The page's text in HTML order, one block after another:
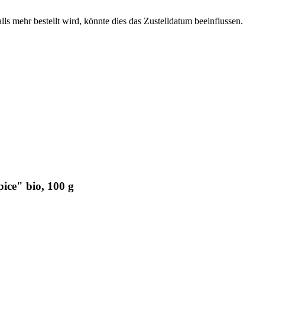
mehr bestellt wird, könnte dies das Zustelldatum beeinflussen.
bio, 100 g